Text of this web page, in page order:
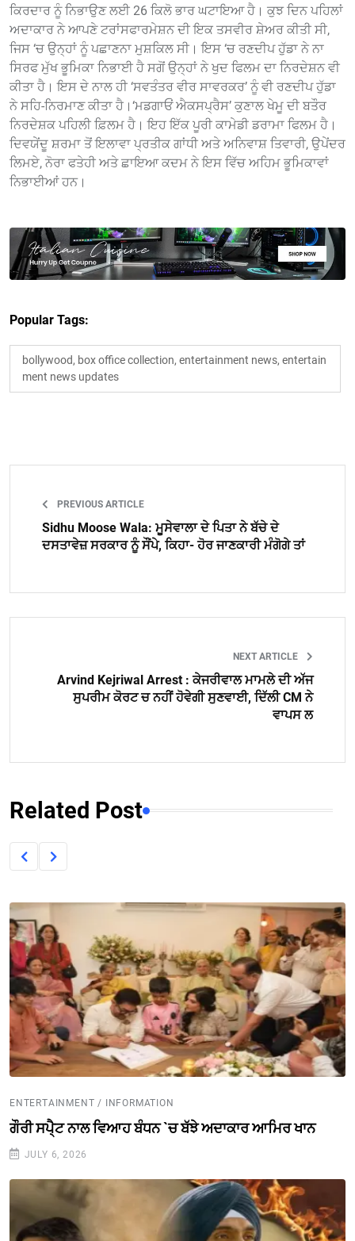
ਕਿਰਦਾਰ ਨੂੰ ਨਿਭਾਉਣ ਲਈ 26 ਕਿਲੋ ਭਾਰ ਘਟਾਇਆ ਹੈ। ਕੁਝ ਦਿਨ ਪਹਿਲਾਂ
ਅਦਾਕਾਰ ਨੇ ਆਪਣੇ ਟਰਾਂਸਫਾਰਮੇਸ਼ਨ ਦੀ ਇਕ ਤਸਵੀਰ ਸ਼ੇਅਰ ਕੀਤੀ ਸੀ,
ਜਿਸ ‘ਚ ਉਨ੍ਹਾਂ ਨੂੰ ਪਛਾਣਨਾ ਮੁਸ਼ਕਿਲ ਸੀ। ਇਸ ‘ਚ ਰਣਦੀਪ ਹੁੱਡਾ ਨੇ ਨਾ
ਸਿਰਫ ਮੁੱਖ ਭੂਮਿਕਾ ਨਿਭਾਈ ਹੈ ਸਗੋਂ ਉਨ੍ਹਾਂ ਨੇ ਖੁਦ ਫਿਲਮ ਦਾ ਨਿਰਦੇਸ਼ਨ ਵੀ
ਕੀਤਾ ਹੈ। ਇਸ ਦੇ ਨਾਲ ਹੀ ‘ਸਵਤੰਤਰ ਵੀਰ ਸਾਵਰਕਰ’ ਨੂੰ ਵੀ ਰਣਦੀਪ ਹੁੱਡਾ
ਨੇ ਸਹਿ-ਨਿਰਮਾਣ ਕੀਤਾ ਹੈ।‘ਮਡਗਾਓਂ ਐਕਸਪ੍ਰੈਸ’ ਕੁਣਾਲ ਖੇਮੂ ਦੀ ਬਤੌਰ
ਨਿਰਦੇਸ਼ਕ ਪਹਿਲੀ ਫ਼ਿਲਮ ਹੈ। ਇਹ ਇੱਕ ਪੂਰੀ ਕਾਮੇਡੀ ਡਰਾਮਾ ਫਿਲਮ ਹੈ।
ਦਿਵਯੇਂਦੂ ਸ਼ਰਮਾ ਤੋਂ ਇਲਾਵਾ ਪ੍ਰਤੀਕ ਗਾਂਧੀ ਅਤੇ ਅਨਿਵਾਸ਼ ਤਿਵਾਰੀ, ਉਪੇਂਦਰ
ਲਿਮਏ, ਨੋਰਾ ਫਤੇਹੀ ਅਤੇ ਛਾਇਆ ਕਦਮ ਨੇ ਇਸ ਵਿੱਚ ਅਹਿਮ ਭੂਮਿਕਾਵਾਂ
ਨਿਭਾਈਆਂ ਹਨ।
Popular Tags:
bollywood, box office collection, entertainment news, entertain
ment news updates
PREVIOUS ARTICLE
Sidhu Moose Wala: ਮੂਸੇਵਾਲਾ ਦੇ ਪਿਤਾ ਨੇ ਬੱਚੇ ਦੇ
ਦਸਤਾਵੇਜ਼ ਸਰਕਾਰ ਨੂੰ ਸੌਂਪੇ, ਕਿਹਾ- ਹੋਰ ਜਾਣਕਾਰੀ ਮੰਗੋਗੇ ਤਾਂ
NEXT ARTICLE
Arvind Kejriwal Arrest : ਕੇਜਰੀਵਾਲ ਮਾਮਲੇ ਦੀ ਅੱਜ
ਸੁਪਰੀਮ ਕੋਰਟ ਚ ਨਹੀਂ ਹੋਵੇਗੀ ਸੁਣਵਾਈ, ਦਿੱਲੀ CM ਨੇ
ਵਾਪਸ ਲ
Related Post
ENTERTAINMENT / INFORMATION
ਗੌਰੀ ਸਪੈ੍ਟ ਨਾਲ ਵਿਆਹ ਬੰਧਨ `ਚ ਬੱਝੇ ਅਦਾਕਾਰ ਆਮਿਰ ਖਾਨ
JULY 6, 2026